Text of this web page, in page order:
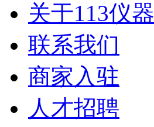
关于113仪器
联系我们
商家入驻
人才招聘